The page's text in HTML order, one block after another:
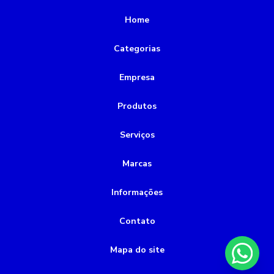
Rebobinamento de motores
bomba de incêndio a combustão
bomba de incêndio a diesel
bomba de incêndio preço
bombas submersas para poços artesianos
Home
Categorias
Empresa
Produtos
Serviços
Marcas
Informações
Contato
Mapa do site